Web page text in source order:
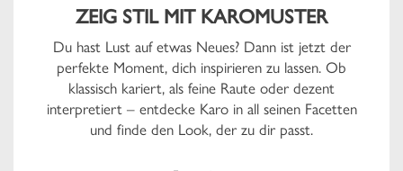
ZEIG STIL MIT KAROMUSTER
Du hast Lust auf etwas Neues? Dann ist jetzt der
perfekte Moment, dich inspirieren zu lassen. Ob
klassisch kariert, als feine Raute oder dezent
interpretiert – entdecke Karo in all seinen Facetten
und finde den Look, der zu dir passt.